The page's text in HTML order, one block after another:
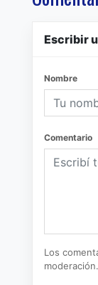
Escribir
Nombre
Comentario
Los
moderación.